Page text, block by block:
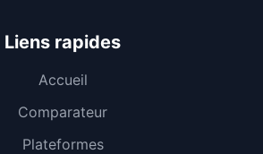
Liens rapides
Accueil
Comparateur
Plateformes